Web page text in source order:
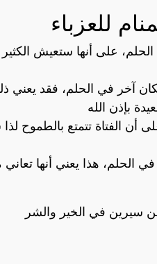
للعزباء
على أنها ستعيش
آخر في الحلم، فقد يعني
بإذن الله
أن الفتاة تتمتع بالطموح
الحلم، هذا يعني أنها
سيرين في الخير والشر